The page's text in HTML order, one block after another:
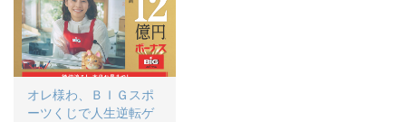
オレ様わ、ＢＩＧスポ
ーツくじで人生逆転ゲ